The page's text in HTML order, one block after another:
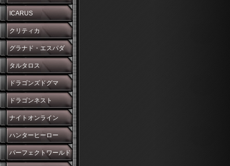
ICARUS
クリティカ
グラナド・エスパダ
タルタロス
ドラゴンズドグマ
ドラゴンネスト
ナイトオンライン
ハンターヒーロー
パーフェクトワールド